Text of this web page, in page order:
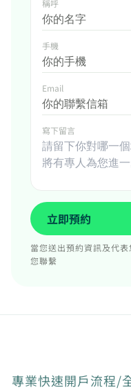
稱呼
手機
Email
寫下留言
立即預約
當您送出預約資訊及代
您聯繫
專業快速開戶流程/